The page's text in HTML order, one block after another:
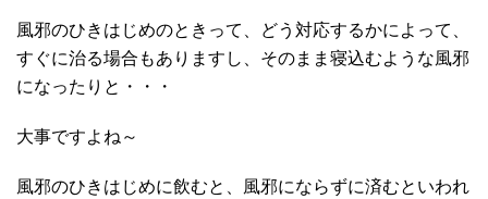
風邪のひきはじめのときって、どう対応するかによって、
すぐに治る場合もありますし、そのまま寝込むような風邪
になったりと・・・
大事ですよね～
風邪のひきはじめに飲むと、風邪にならずに済むといわれ